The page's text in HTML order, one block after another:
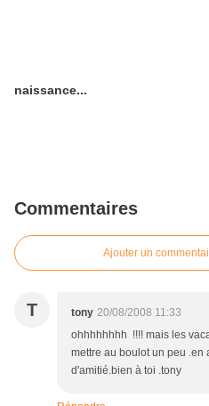
naissance...
Commentaires
Ajouter un
T tony 20/08/2008 11:33
ohhhhhhhh !!!! mais les
mettre au boulot un peu .en
d'amitié.bien à toi .tony